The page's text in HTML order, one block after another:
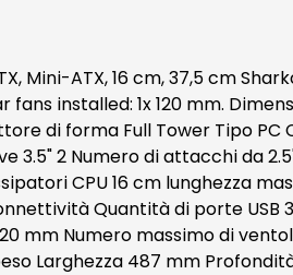
Mini-ATX, 16 cm, 37,5 cm
installed: 1x 120 mm.
di forma Full Tower Tipo
3.5" 2 Numero di attacchi da
CPU 16 cm lunghezza
Quantità di porte USB
mm Numero massimo di
Larghezza 487 mm